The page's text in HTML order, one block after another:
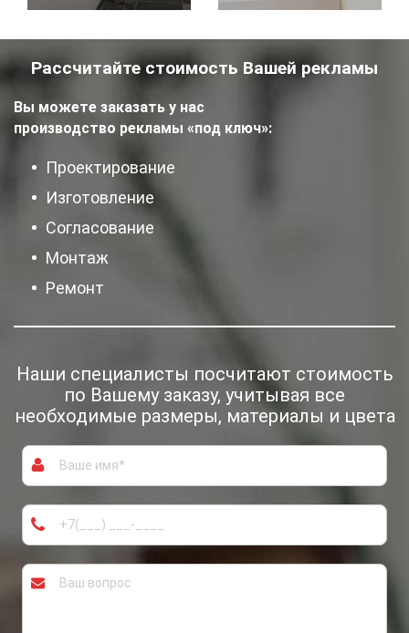
Рассчитайте стоимость Вашей рекламы
Вы можете заказать у нас
производство рекламы «под ключ»:
Проектирование
Изготовление
Согласование
Монтаж
Ремонт
Наши специалисты посчитают стоимость
по Вашему заказу, учитывая все
необходимые размеры, материалы и цвета